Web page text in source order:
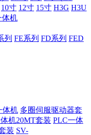
10寸 12寸 15寸 H3G H3U
体机
列 FE系列 FD系列 FED
体机 多圈伺服驱动器套
机20MT套装 PLC一体
装 SV-